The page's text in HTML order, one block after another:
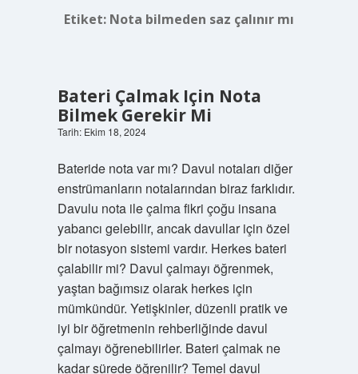
Etiket: Nota bilmeden saz çalınır mı
Bateri Çalmak Için Nota
Bilmek Gerekir Mi
Tarih: Ekim 18, 2024
Bateride nota var mı? Davul notaları diğer
enstrümanların notalarından biraz farklıdır.
Davulu nota ile çalma fikri çoğu insana
yabancı gelebilir, ancak davullar için özel
bir notasyon sistemi vardır. Herkes bateri
çalabilir mi? Davul çalmayı öğrenmek,
yaştan bağımsız olarak herkes için
mümkündür. Yetişkinler, düzenli pratik ve
iyi bir öğretmenin rehberliğinde davul
çalmayı öğrenebilirler. Bateri çalmak ne
kadar sürede öğrenilir? Temel davul